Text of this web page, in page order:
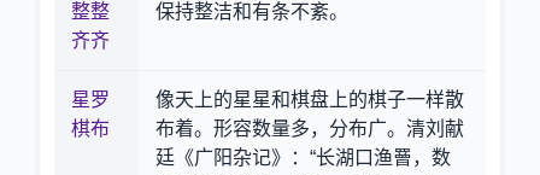
整整
齐齐
保持整洁和有条不紊。
星罗
棋布
像天上的星星和棋盘上的棋子一样散
布着。形容数量多，分布广。清刘献
廷《广阳杂记》：“长湖口渔罾，数